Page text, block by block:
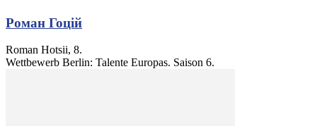
Роман Гоцій
Roman Hotsii, 8.
Wettbewerb Berlin: Talente Europas. Saison 6.